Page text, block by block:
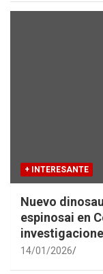
+ INTERESANTE
Nuevo
espinosai en
14/01/2026